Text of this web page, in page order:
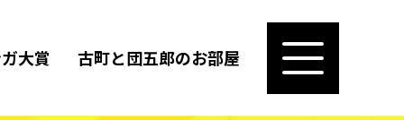
大賞 古町と団五郎のお部屋